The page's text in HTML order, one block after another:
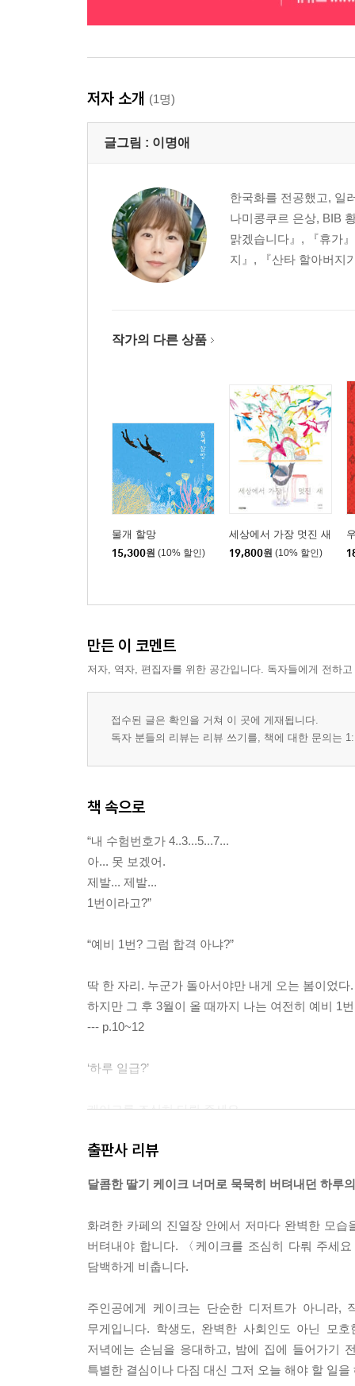
저자 소개 (1명)
글그림 : 이명애
한국화를 전공했고, 일
나미콩쿠르 은상, BIB
맑겠습니다』, 『휴가
지』, 『산타 할아버지
작가의 다른 상품
물개 할망
15,300원 (10% 할인)
세상에서 가장 멋진 새
19,800원 (10% 할인)
만든 이 코멘트
저자, 역자, 편집자를 위한 공간입니다. 독자들에게 전하
접수된 글은 확인을 거쳐 이 곳에 게재됩니다.
독자 분들의 리뷰는 리뷰 쓰기를, 책에 대한 문의는
책 속으로
“내 수험번호가 4..3...5...7...
아... 못 보겠어.
제발... 제발...
1번이라고?”
“예비 1번? 그럼 합격 아냐?”
딱 한 자리. 누군가 돌아서야만 내게 오는 봄이었다.
하지만 그 후 3월이 올 때까지 나는 여전히 예비 1
--- p.10~12
‘하루 일급?’
케이크를 조심히 다뤄 주세요.
--- p.36~37
“혹시… 중앙여고?”
“맞네. 혹시나 했는데. 와, 몇 년 만이야. 졸업한 지 2
“그럴걸.”
“시간 정말 빠르네. 한 것도 없는데. 어떻게 지내?
“난 적성에 안 맞는 과에 들어갔었는데 재미없더
너 어디서 알바해? 저기 앞에 카페?”
“응. 너는?”
“난 요 앞 갈빗집. 고깃집은 절대 하지 마. 시급을
출판사 리뷰
달콤한 딸기 케이크 너머로 묵묵히 버텨내던 하루
화려한 카페의 진열장 안에서 저마다 완벽한 모
버텨내야 합니다. 〈케이크를 조심히 다뤄 주세
담백하게 비춥니다.
주인공에게 케이크는 단순한 디저트가 아니라,
무게입니다. 학생도, 완벽한 사회인도 아닌 모
저녁에는 손님을 응대하고, 밤에 집에 들어가기
특별한 결심이나 다짐 대신 그저 오늘 해야 할 일